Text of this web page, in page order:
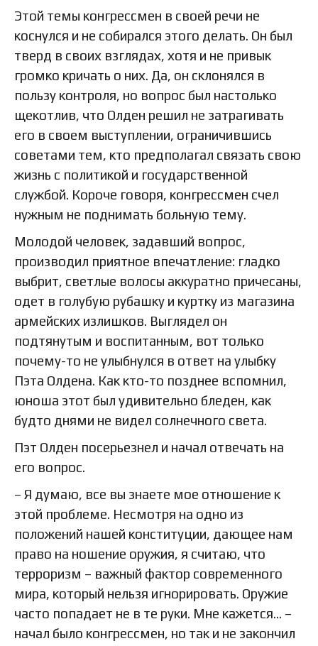
Этой темы конгрессмен в своей речи не
коснулся и не собирался этого делать. Он был
тверд в своих взглядах, хотя и не привык
громко кричать о них. Да, он склонялся в
пользу контроля, но вопрос был настолько
щекотлив, что Олден решил не затрагивать
его в своем выступлении, ограничившись
советами тем, кто предполагал связать свою
жизнь с политикой и государственной
службой. Короче говоря, конгрессмен счел
нужным не поднимать больную тему.
Молодой человек, задавший вопрос,
производил приятное впечатление: гладко
выбрит, светлые волосы аккуратно причесаны,
одет в голубую рубашку и куртку из магазина
армейских излишков. Выглядел он
подтянутым и воспитанным, вот только
почему-то не улыбнулся в ответ на улыбку
Пэта Олдена. Как кто-то позднее вспомнил,
юноша этот был удивительно бледен, как
будто днями не видел солнечного света.
Пэт Олден посерьезнел и начал отвечать на
его вопрос.
– Я думаю, все вы знаете мое отношение к
этой проблеме. Несмотря на одно из
положений нашей конституции, дающее нам
право на ношение оружия, я считаю, что
терроризм – важный фактор современного
мира, который нельзя игнорировать. Оружие
часто попадает не в те руки. Мне кажется… –
начал было конгрессмен, но так и не закончил